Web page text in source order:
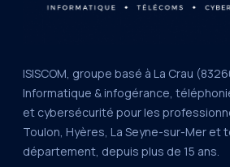
ISISCOM, groupe basé à La Crau
Informatique & infogérance,
et cybersécurité pour les
Toulon, Hyères, La Seyne-sur-Mer et
département, depuis plus de 15 ans.